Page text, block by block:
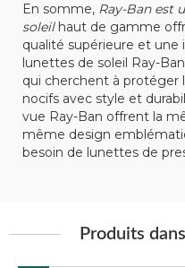
En somme, Ray-Ban est
soleilhaut de gamme
qualité supérieure et
lunettes de soleil Ray-
qui cherchent à protéger
nocifs avec style et
vue Ray-Ban offrent la
même design
besoin de lunettes de
Produits